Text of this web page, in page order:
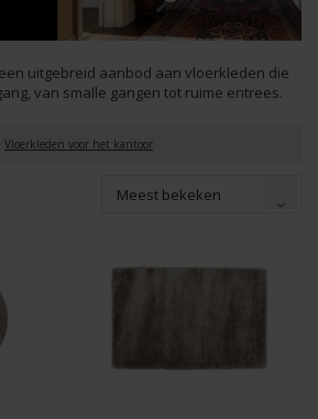
uitgebreid aanbod aan vloerkleden die
van smalle gangen tot ruime entrees.
Vloerkleden voor het kantoor
Meest bekeken